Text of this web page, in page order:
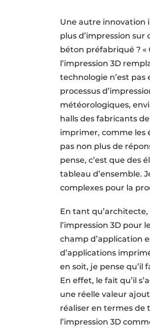
Une autre innovation
plus d’impression
béton préfabriqué ? «
l’impression 3D
technologie n’est
processus
météorologiques,
halls des fabricants
imprimer, comme les
pas non plus de
pense, c’est que des
tableau d’ensemble.
complexes pour la
En tant
l’impression 3D pour
champ d’application
d’applications
en soit, je pense
En effet, le fait qu’il
une réelle valeur
réaliser en termes de
l’impression 3D